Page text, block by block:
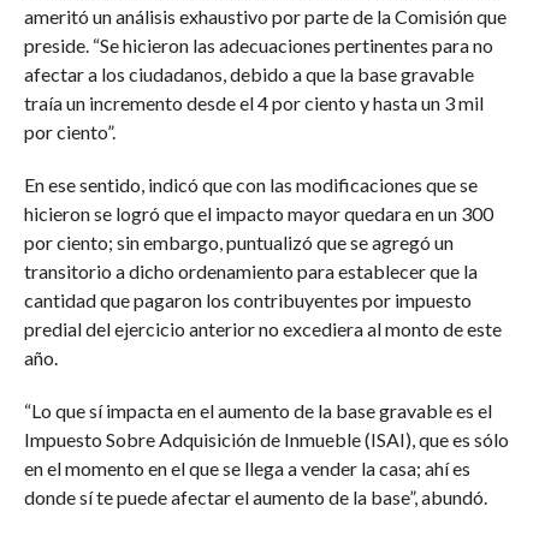
ameritó un análisis exhaustivo por parte de la Comisión que
preside. “Se hicieron las adecuaciones pertinentes para no
afectar a los ciudadanos, debido a que la base gravable
traía un incremento desde el 4 por ciento y hasta un 3 mil
por ciento”.
En ese sentido, indicó que con las modificaciones que se
hicieron se logró que el impacto mayor quedara en un 300
por ciento; sin embargo, puntualizó que se agregó un
transitorio a dicho ordenamiento para establecer que la
cantidad que pagaron los contribuyentes por impuesto
predial del ejercicio anterior no excediera al monto de este
año.
“Lo que sí impacta en el aumento de la base gravable es el
Impuesto Sobre Adquisición de Inmueble (ISAI), que es sólo
en el momento en el que se llega a vender la casa; ahí es
donde sí te puede afectar el aumento de la base”, abundó.